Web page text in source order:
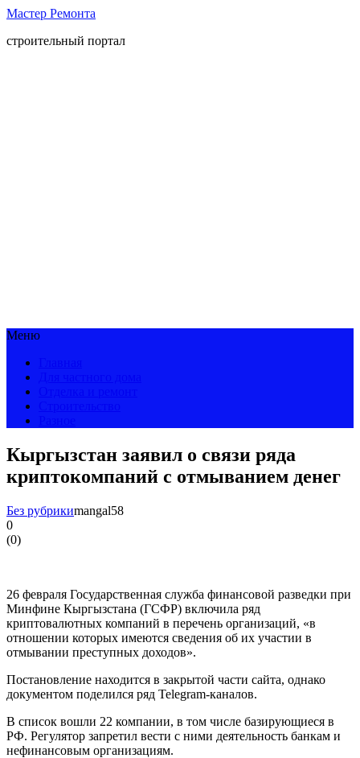
Мастер Ремонта
строительный портал
Меню
Кыргызстан заявил о связи ряда
криптокомпаний с отмыванием денег
Без рубрикиmangal58
0
(0)
26 февраля Государственная служба финансовой разведки при
Минфине Кыргызстана (ГСФР) включила ряд
криптовалютных компаний в перечень организаций, «в
отношении которых имеются сведения об их участии в
отмывании преступных доходов».
Постановление находится в закрытой части сайта, однако
документом поделился ряд Telegram-каналов.
В список вошли 22 компании, в том числе базирующиеся в
РФ. Регулятор запретил вести с ними деятельность банкам и
нефинансовым организациям.